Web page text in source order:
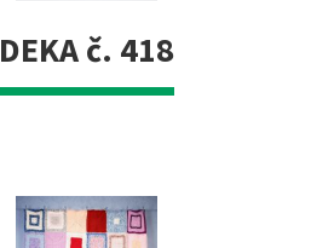
DEKA č. 418